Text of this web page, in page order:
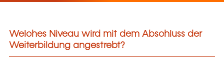
Welches Niveau wird mit dem Abschluss der
Weiterbildung angestrebt?